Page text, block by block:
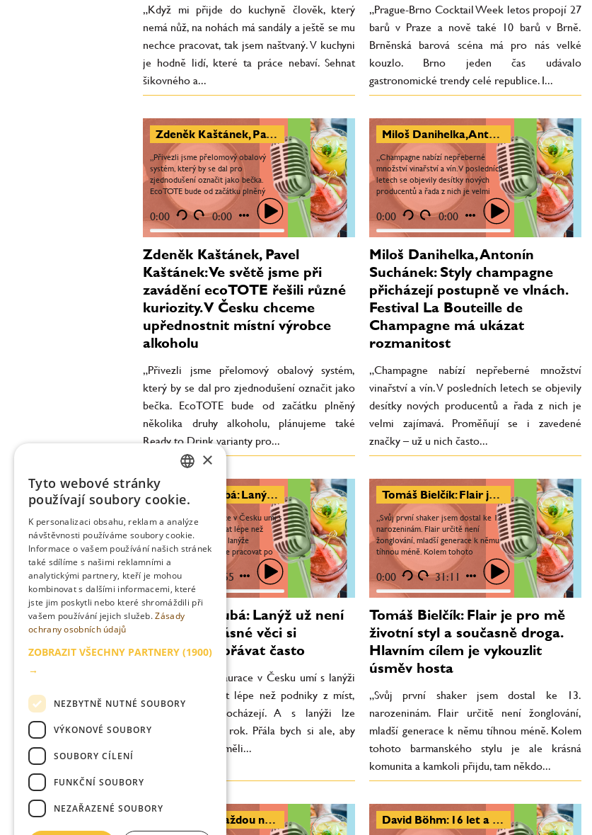
„Když mi přijde do kuchyně člověk, který
nemá nůž, na nohách má sandály a ještě se mu
nechce pracovat, tak jsem naštvaný. V kuchyni
je hodně lidí, které ta práce nebaví. Sehnat
šikovného a...
„Prague-Brno Cocktail Week letos propojí 27
barů v Praze a nově také 10 barů v Brně.
Brněnská barová scéna má pro nás velké
kouzlo. Brno jeden čas udávalo
gastronomické trendy celé republice. I...
Zdeněk Kaštánek, Pavel Kaštánek: Ve světě jsme při zavádění ecoTOTE řešili různé kuriozity. V Česku chceme upřednostnit místní výrobce alkoholu
„Přivezli jsme přelomový obalový
systém, který by se dal pro
zjednodušení označit jako bečka.
EcoTOTE bude od začátku plněný
několika druhy alkoholu, plánujeme
také Ready to Drink varianty pro...
0:00 0:00
Zdeněk Kaštánek, Pavel
Kaštánek: Ve světě jsme při
zavádění ecoTOTE řešili různé
kuriozity. V Česku chceme
upřednostnit místní výrobce
alkoholu
„Přivezli jsme přelomový obalový systém,
který by se dal pro zjednodušení označit jako
bečka. EcoTOTE bude od začátku plněný
několika druhy alkoholu, plánujeme také
Ready to Drink varianty pro...
Miloš Danihelka, Antonín Suchánek: Styly champagne přicházejí postupně ve vlnách. Festival La Bouteille de Champagne má ukázat rozmanitost
„Champagne nabízí nepřeberné
množství vinařství a vín. V posledních
letech se objevily desítky nových
producentů a řada z nich je velmi
zajímavá. Proměňují se i zavedené
značky – už u nich často...
0:00 0:00
Miloš Danihelka, Antonín
Suchánek: Styly champagne
přicházejí postupně ve vlnách.
Festival La Bouteille de
Champagne má ukázat
rozmanitost
„Champagne nabízí nepřeberné množství
vinařství a vín. V posledních letech se objevily
desítky nových producentů a řada z nich je
velmi zajímavá. Proměňují se i zavedené
značky – už u nich často...
Markéta Hrubá: Lanýž už není jen luxus, krásné věci si můžeme dopřávat často
„Stává se, že restaurace v Česku umí s
lanýži na menu pracovat lépe než
podniky z míst, odkud lanýže
pocházejí. A s lanýži lze pracovat po
celý rok. Přála bych si ale, aby kuchaři
lépe rozuměli...
0:00 40:55
Markéta Hrubá: Lanýž už není
jen luxus, krásné věci si
můžeme dopřávat často
„Stává se, že restaurace v Česku umí s lanýži
na menu pracovat lépe než podniky z míst,
odkud lanýže pocházejí. A s lanýži lze
pracovat po celý rok. Přála bych si ale, aby
kuchaři lépe rozuměli...
Tomáš Bielčík: Flair je pro mě životní styl a současně droga. Hlavním cílem je vykouzlit úsměv hosta
„Svůj první shaker jsem dostal ke 13.
narozeninám. Flair určitě není
žonglování, mladší generace k němu
tíhnou méně. Kolem tohoto
barmanského stylu je ale krásná
komunita a kamkoli přijdu, tam
někdo...
0:00 31:11
Tomáš Bielčík: Flair je pro mě
životní styl a současně droga.
Hlavním cílem je vykouzlit
úsměv hosta
„Svůj první shaker jsem dostal ke 13.
narozeninám. Flair určitě není žonglování,
mladší generace k němu tíhnou méně. Kolem
tohoto barmanského stylu je ale krásná
komunita a kamkoli přijdu, tam někdo...
Filip Bureš: Každou noc se svojí prací za barem připravuješ na Nikka Perfect Serve David Böhm: 16 let a 1600 jídel na menu, která se nezopakovala. Textura a kontrast hrají obrovskou roli
ENGLISH
×
Tyto webové stránky
používají soubory cookie.
K personalizaci obsahu, reklam a analýze
návštěvnosti používáme soubory cookie.
Informace o vašem používání našich stránek
také sdílíme s našimi reklamními a
analytickými partnery, kteří je mohou
kombinovat s dalšími informacemi, které
jste jim poskytli nebo které shromáždili při
vašem používání jejich služeb.Zásady
ochrany osobních údajů
ZOBRAZIT VŠECHNY PARTNERY (1900)
→
NEZBYTNĚ NUTNÉ SOUBORY
VÝKONOVÉ SOUBORY
SOUBORY CÍLENÍ
FUNKČNÍ SOUBORY
NEZAŘAZENÉ SOUBORY